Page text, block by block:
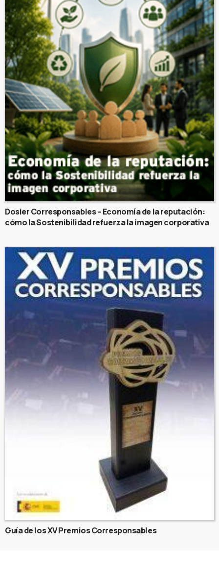
Dosier Corresponsables – Economía de la reputación:
cómo la Sostenibilidad refuerza la imagen corporativa
Guía de los XV Premios Corresponsables